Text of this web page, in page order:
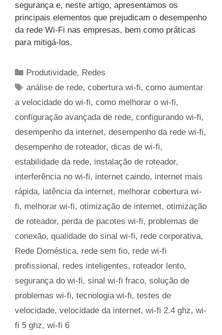
segurança e, neste artigo, apresentamos os
principais elementos que prejudicam o desempenho
da rede Wi-Fi nas empresas, bem como práticas
para mitigá-los.
Categorias
Produtividade, Redes
Tags
análise de rede,cobertura wi-fi,como aumentar
a velocidade do wi-fi, como melhorar o wi-fi,
configuração avançada de rede, configurando wi-fi,
desempenho da internet, desempenho da rede wi-fi,
desempenho de roteador, dicas de wi-fi,
estabilidade da rede, instalação de roteador,
interferência no wi-fi, internet caindo, internet mais
rápida, latência da internet, melhorar cobertura wi-
fi, melhorar wi-fi, otimização de internet, otimização
de roteador, perda de pacotes wi-fi, problemas de
conexão, qualidade do sinal wi-fi, rede corporativa,
Rede Doméstica, rede sem fio, rede wi-fi
profissional , redes inteligentes, roteador lento,
segurança do wi-fi, sinal wi-fi fraco, solução de
problemas wi-fi, tecnologia wi-fi, testes de
velocidade, velocidade da internet, wi-fi 2.4 ghz, wi-
fi 5 ghz, wi-fi 6